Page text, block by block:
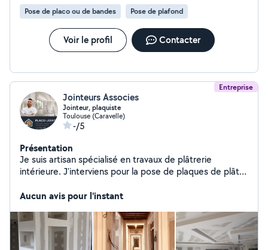
Pose de placo ou de bandes Pose de plafond
Voir le profil Contacter
Entreprise
Jointeurs Associes
Jointeur, plaquiste
Toulouse (Caravelle)
-/5
Présentation
Je suis artisan spécialisé en travaux de plâtrerie
intérieure. J'interviens pour la pose de plaques de plâtre
ponçage ainsi que la mise en peinture. Sérieux, soigneux
travail de qualité avec des finitions impeccables, dans le
respect des délais. Devis gratuit et conseils
personnalisés pour tous vos projets de rénovation.
Aucun avis pour l'instant